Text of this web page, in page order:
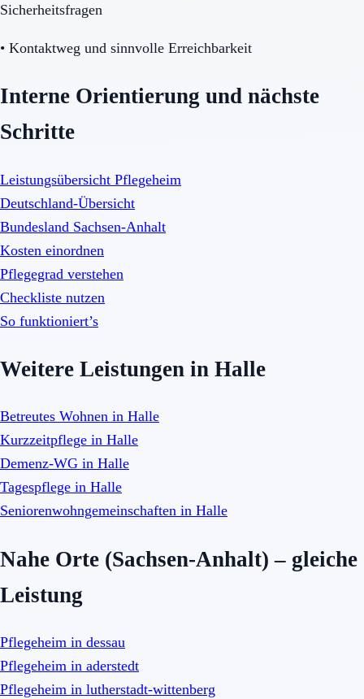
Sicherheitsfragen
• Kontaktweg und sinnvolle Erreichbarkeit
Interne Orientierung und nächste
Schritte
Leistungsübersicht Pflegeheim
Deutschland-Übersicht
Bundesland Sachsen-Anhalt
Kosten einordnen
Pflegegrad verstehen
Checkliste nutzen
So funktioniert’s
Weitere Leistungen in Halle
Betreutes Wohnen in Halle
Kurzzeitpflege in Halle
Demenz-WG in Halle
Tagespflege in Halle
Seniorenwohngemeinschaften in Halle
Nahe Orte (Sachsen-Anhalt) – gleiche
Leistung
Pflegeheim in dessau
Pflegeheim in aderstedt
Pflegeheim in lutherstadt-wittenberg